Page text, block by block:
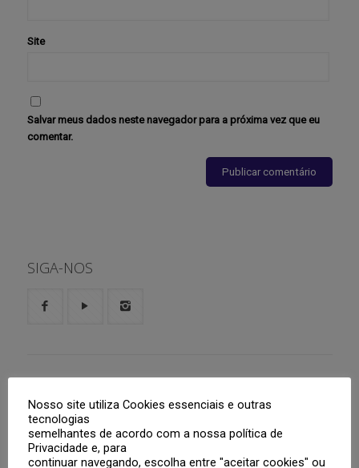
Site
Salvar meus dados neste navegador para a próxima vez que eu
comentar.
SIGA-NOS
Aluno
Boletim
Responsáveis
Nosso site utiliza Cookies essenciais e outras
tecnologias
semelhantes de acordo com a nossa política de
Privacidade e, para
continuar navegando, escolha entre "aceitar cookies" ou